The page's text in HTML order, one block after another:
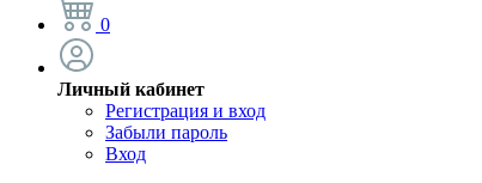
0
Личный кабинет
Регистрация и вход
Забыли пароль
Вход